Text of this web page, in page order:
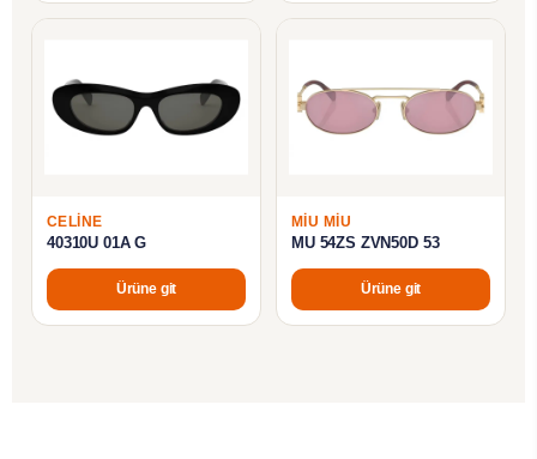
CELINE
40310U 01A G
Ürüne git
MIU MIU
MU 54ZS ZVN50D 53
Ürüne git